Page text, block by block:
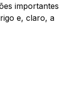
importantes
e, claro, a